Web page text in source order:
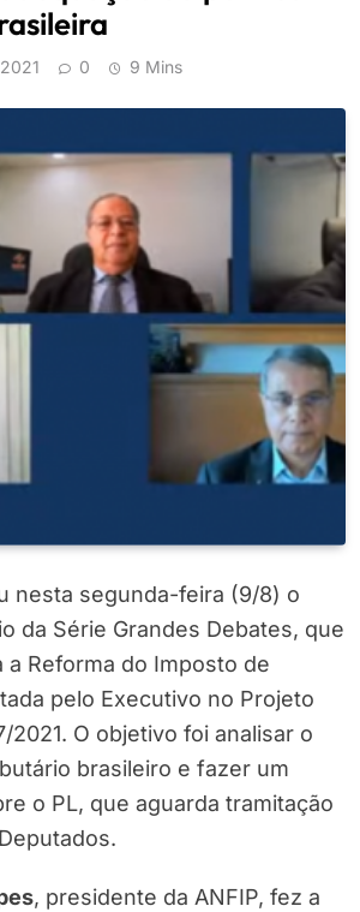
0 9 Mins
nesta segunda-feira (9/8) o
da Série Grandes Debates, que
Reforma do Imposto de
pelo Executivo no Projeto
2021. O objetivo foi analisar o
brasileiro e fazer um
o PL, que aguarda tramitação
, presidente da ANFIP, fez a